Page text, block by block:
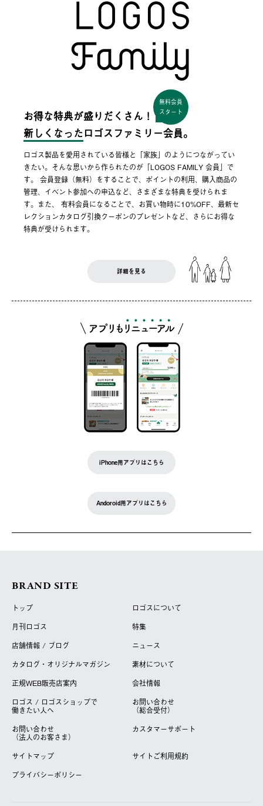
お得な特典が盛りだくさん！
無料会員
スタート
新しくなった ロゴスファミリー会員。
ロゴス製品を愛用されている皆様と「家族」のようにつながってい
きたい。そんな思いから作られたのが「LOGOS FAMILY 会員」で
す。 会員登録（無料）をすることで、ポイントの利用、購入商品の
管理、イベント参加への申込など、さまざまな特典を受けられま
す。また、 有料会員になることで、お買い物時に10%OFF、最新セ
レクションカタログ引換クーポンのプレゼントなど、さらにお得な
特典が受けられます。
詳細を見る
iPhone用アプリはこちら
Andoroid用アプリはこちら
BRAND SITE
トップ
ロゴスについて
月刊ロゴス
特集
店舗情報 / ブログ
ニュース
カタログ・オリジナルマガジン
素材について
正規WEB販売店案内
会社情報
ロゴス / ロゴスショップで
働きたい人へ
お問い合わせ
（総合受付）
お問い合わせ
（法人のお客さま）
カスタマーサポート
サイトマップ
サイトご利用規約
プライバシーポリシー